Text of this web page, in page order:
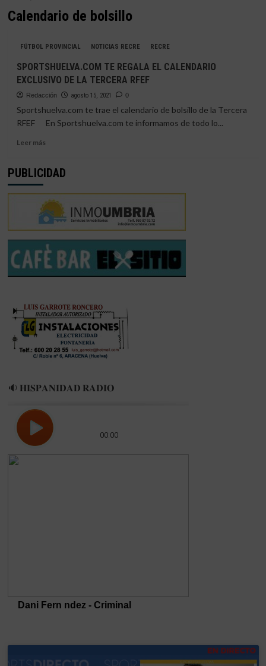
Calendario de bolsillo
FÚTBOL PROVINCIAL NOTICIAS RECRE RECRE
SPORTSHUELVA.COM TE REGALA EL CALENDARIO
EXCLUSIVO DE LA TERCERA RFEF
Redacción agosto 15, 2021 0
Sportshuelva.com te trae el calendario de bolsillo de la Tercera
RFEF En Sportshuelva.com te informamos de todo lo...
Leer másLeer
SPORTSHUELVA.COM
REGALA
EL
CALENDARIO
EXCLUSIVO
DE
LA
TERCERA
RFEF
PUBLICIDAD
🔉 𝐇𝐈𝐒𝐏𝐀𝐍𝐈𝐃𝐀𝐃 𝐑𝐀𝐃𝐈𝐎